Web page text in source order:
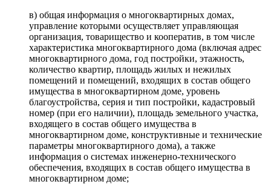
в) общая информация о многоквартирных домах,
управление которыми осуществляет управляющая
организация, товарищество и кооператив, в том числе
характеристика многоквартирного дома (включая адрес
многоквартирного дома, год постройки, этажность,
количество квартир, площадь жилых и нежилых
помещений и помещений, входящих в состав общего
имущества в многоквартирном доме, уровень
благоустройства, серия и тип постройки, кадастровый
номер (при его наличии), площадь земельного участка,
входящего в состав общего имущества в
многоквартирном доме, конструктивные и технические
параметры многоквартирного дома), а также
информация о системах инженерно-технического
обеспечения, входящих в состав общего имущества в
многоквартирном доме;